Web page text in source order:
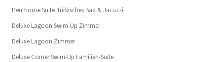
Penthouse Suite Türkisches Bad & Jacuzzi
Deluxe Lagoon Swim-Up Zimmer
Deluxe Lagoon Zimmer
Deluxe Corner Swim-Up Familien-Suite